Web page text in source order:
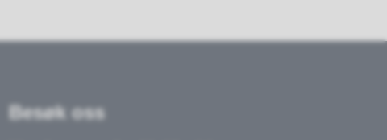
Besøk oss